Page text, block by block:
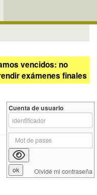
vencidos: no
exámenes finales
Cuenta de usuario
Olvidé mi contraseña